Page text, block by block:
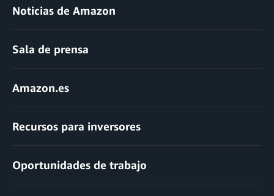
Noticias de Amazon
Sala de prensa
Amazon.es
Recursos para inversores
Oportunidades de trabajo